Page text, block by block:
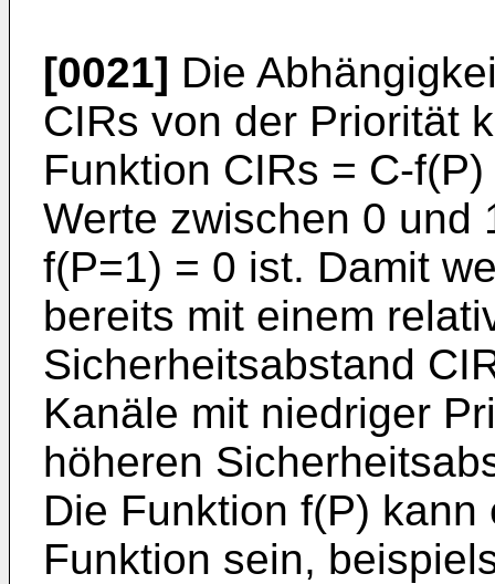
[0021] Die
CIRs von der Priorität
Funktion CIRs = C-
Werte zwischen 0 und
f(P=1) = 0 ist. Damit
bereits mit einem
Sicherheitsabstand
Kanäle mit niedriger
höheren
Die Funktion f(P)
Funktion sein,